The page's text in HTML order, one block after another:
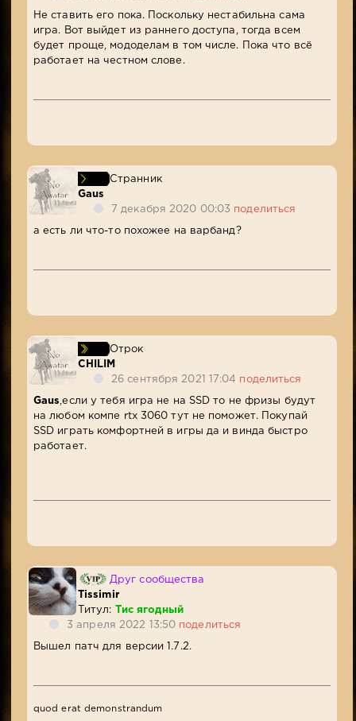
Не ставить его пока. Поскольку нестабильна сама
игра. Вот выйдет из раннего доступа, тогда всем
будет проще, мододелам в том числе. Пока что всё
работает на честном слове.
Странник
Gaus
7 декабря 2020 00:03 поделиться
а есть ли что-то похожее на варбанд?
Отрок
CHILIM
26 сентября 2021 17:04 поделиться
Gaus ,если у тебя игра не на SSD то не фризы будут
на любом компе rtx 3060 тут не поможет. Покупай
SSD играть комфортней в игры да и винда быстро
работает.
Друг сообщества
Tissimir
Титул:
Тис ягодный
3 апреля 2022 13:50 поделиться
Вышел патч для версии 1.7.2.
quod erat demonstrandum